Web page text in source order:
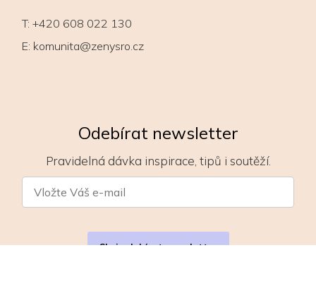
T: +420 608 022 130
E: komunita@zenysro.cz
Odebírat newsletter
Pravidelná dávka inspirace, tipů i soutěží.
Chci odebírat newsletter